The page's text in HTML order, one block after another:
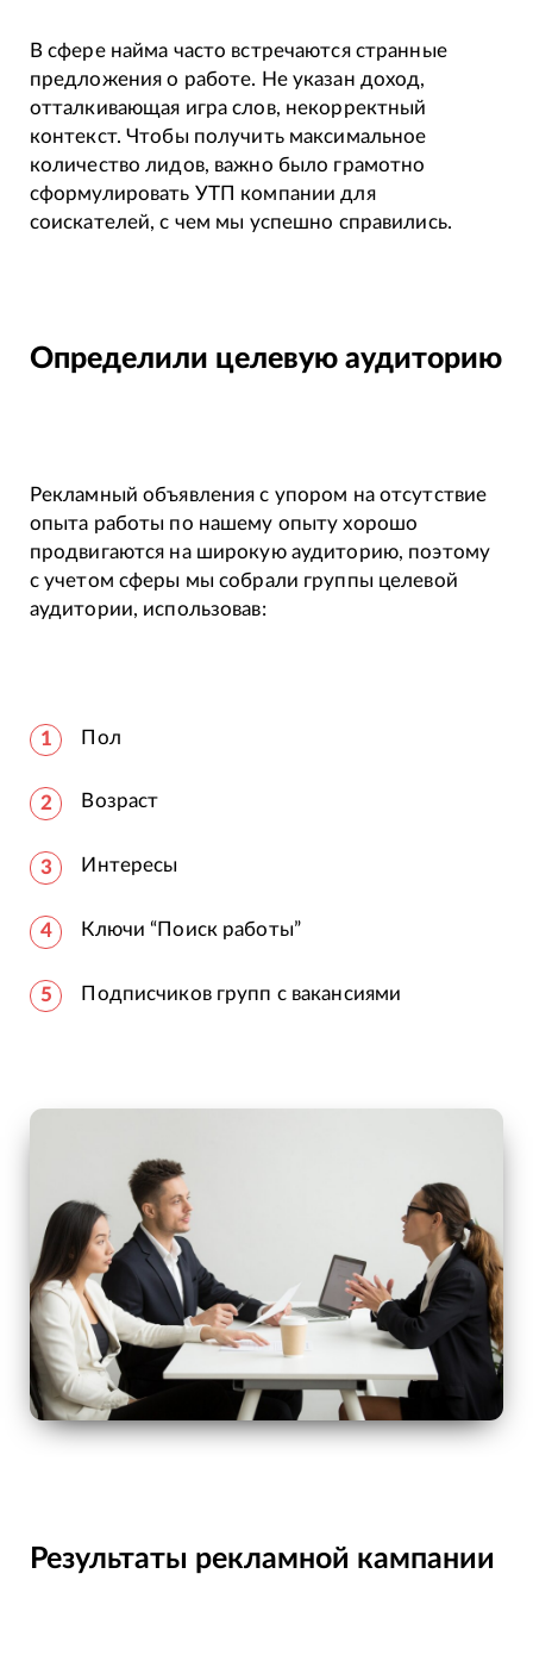
В сфере найма часто встречаются странные
предложения о работе. Не указан доход,
отталкивающая игра слов, некорректный
контекст. Чтобы получить максимальное
количество лидов, важно было грамотно
сформулировать УТП компании для
соискателей, с чем мы успешно справились.
Определили целевую аудиторию
Рекламный объявления с упором на отсутствие
опыта работы по нашему опыту хорошо
продвигаются на широкую аудиторию, поэтому
с учетом сферы мы собрали группы целевой
аудитории, использовав:
Пол
Возраст
Интересы
Ключи “Поиск работы”
Подписчиков групп с вакансиями
Результаты рекламной кампании